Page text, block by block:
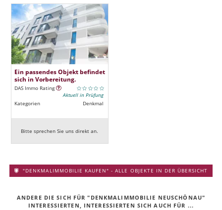
Ein passendes Objekt befindet
sich in Vorbereitung.
DAS Immo Rating
Aktuell in Prüfung
Kategorien
Denkmal
Bitte sprechen Sie uns direkt an.
"DENKMALIMMOBILIE KAUFEN" - ALLE OBJEKTE IN DER ÜBERSICHT
ANDERE DIE SICH FÜR "DENKMALIMMOBILIE NEUSCHÖNAU"
INTERESSIERTEN, INTERESSIERTEN SICH AUCH FÜR ...